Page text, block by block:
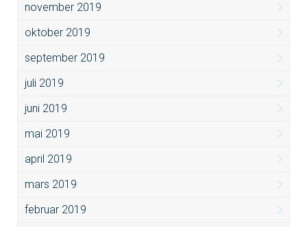
november 2019
oktober 2019
september 2019
juli 2019
juni 2019
mai 2019
april 2019
mars 2019
februar 2019